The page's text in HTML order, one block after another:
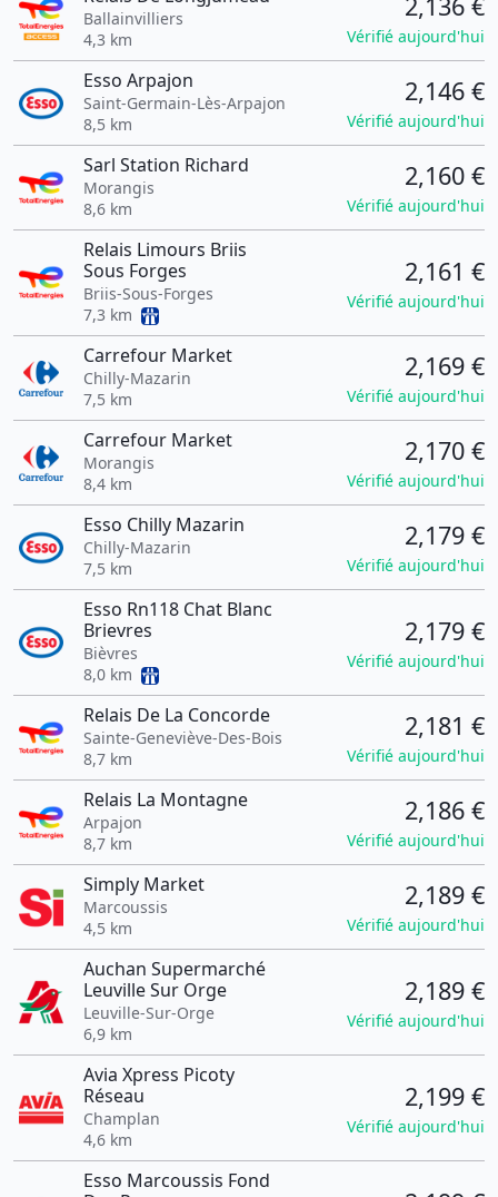
Ballainvilliers
4,3 km
Vérifié aujourd'hui
Esso Arpajon
Saint-Germain-Lès-Arpajon
8,5 km
2,146 €
Vérifié aujourd'hui
Sarl Station Richard
Morangis
8,6 km
2,160 €
Vérifié aujourd'hui
Relais Limours Briis
Sous Forges
Briis-Sous-Forges
7,3 km
2,161 €
Vérifié aujourd'hui
Carrefour Market
Chilly-Mazarin
7,5 km
2,169 €
Vérifié aujourd'hui
Carrefour Market
Morangis
8,4 km
2,170 €
Vérifié aujourd'hui
Esso Chilly Mazarin
Chilly-Mazarin
7,5 km
2,179 €
Vérifié aujourd'hui
Esso Rn118 Chat Blanc
Brievres
Bièvres
8,0 km
2,179 €
Vérifié aujourd'hui
Relais De La Concorde
Sainte-Geneviève-Des-Bois
8,7 km
2,181 €
Vérifié aujourd'hui
Relais La Montagne
Arpajon
8,7 km
2,186 €
Vérifié aujourd'hui
Simply Market
Marcoussis
4,5 km
2,189 €
Vérifié aujourd'hui
Auchan Supermarché
Leuville Sur Orge
Leuville-Sur-Orge
6,9 km
2,189 €
Vérifié aujourd'hui
Avia Xpress Picoty
Réseau
Champlan
4,6 km
2,199 €
Vérifié aujourd'hui
Esso Marcoussis Fond